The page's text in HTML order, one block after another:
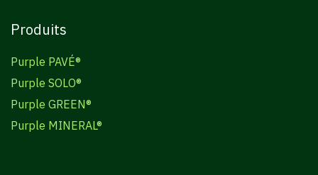
Produits
Purple PAVÉ®
Purple SOLO®
Purple GREEN®
Purple MINERAL®